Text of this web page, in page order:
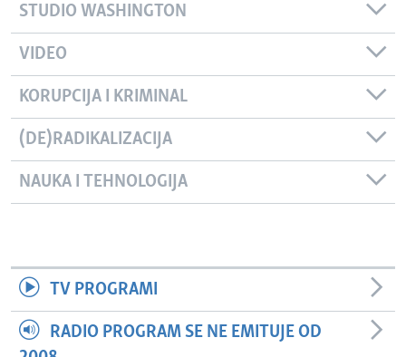
STUDIO WASHINGTON
VIDEO
KORUPCIJA I KRIMINAL
(DE)RADIKALIZACIJA
NAUKA I TEHNOLOGIJA
TV PROGRAMI
RADIO PROGRAM SE NE EMITUJE OD